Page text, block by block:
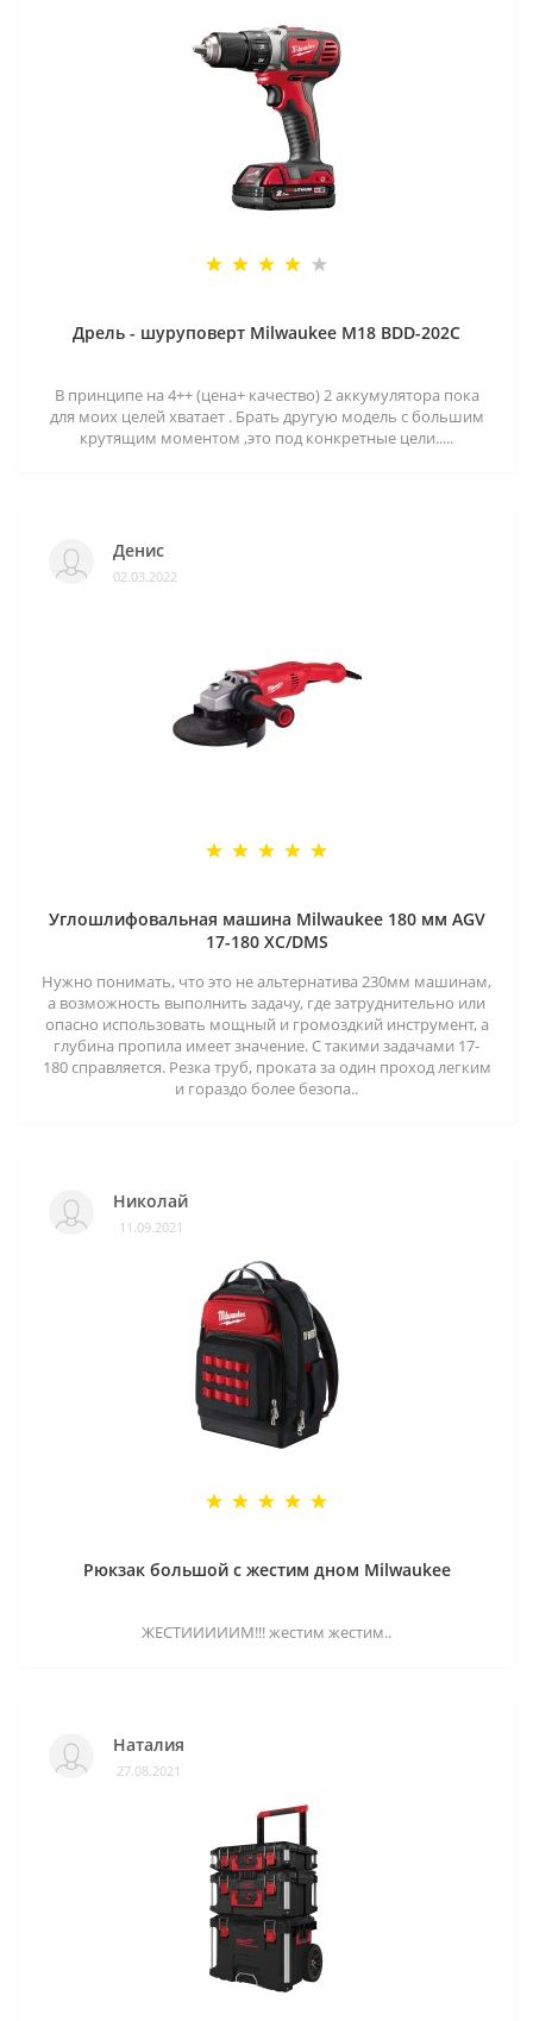
Дрель - шуруповерт Milwaukee M18 BDD-202C
В принципе на 4++ (цена+ качество) 2 аккумулятора пока
для моих целей хватает . Брать другую модель с большим
крутящим моментом ,это под конкретные цели.....
Денис
02.03.2022
Углошлифовальная машина Milwaukee 180 мм AGV
17-180 XC/DMS
Нужно понимать, что это не альтернатива 230мм машинам,
а возможность выполнить задачу, где затруднительно или
опасно использовать мощный и громоздкий инструмент, а
глубина пропила имеет значение. С такими задачами 17-
180 справляется. Резка труб, проката за один проход легким
и гораздо более безопа..
Николай
11.09.2021
Рюкзак большой с жестим дном Milwaukee
ЖЕСТИИИИИМ!!! жестим жестим..
Наталия
27.08.2021